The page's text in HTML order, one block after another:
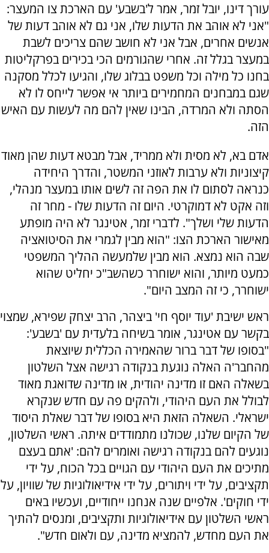
עורך דינו, יובל זמר, אמר ל'בשבע' עם הארכת צו המעצר:
"אני לא אוהב את הדעות שלו, אני גם לא אוהב דעות של
אנשים אחרים, אבל אני לא חושב שהם צריכים לשבת
במעצר בגלל זה. אחרי שהגורמים הכי בכירים בפרקליטות
בחנו כל מילה וכל משפט בבלוג שלו, והגיעו לכלל מסקנה
שגם במבחנים המחמירים ביותר אי אפשר לייחס לו לא
הסתה ולא המרדה, הבינו שאין להם מה לעשות עם האיש
הזה.
אדם בא, לא מסית ולא ממריד, אבל מבטא דעות שהן מאוד
קיצוניות ולא ערבות לאוזני המשטר, והדרך היחידה
כנראה לסתום לו את הפה זה לשים אותו במעצר מנהלי,
וזה אקט לא דמוקרטי. היום זה הדעות שלו - מחר זה
הדעות שלי ושלך". לדברי זמר, אטינגר לא היה מופתע
מאישור הארכת הצו: "הוא מבין לגמרי את הסיטואציה
שבה הוא נמצא. הוא מבין שלמעשה ההליך המשפטי
כמעט מיותר, והוא ישוחרר כשהשב"כ יחליט שהוא
ישוחרר, כי זה המצב היום".
ראש ישיבת 'עוד יוסף חי' ביצהר, הרב יצחק שפירא, שמצוי
בקשר עם אטינגר, אומר בשיחה בלעדית עם 'בשבע':
"בסופו של דבר ברור שהאמירה הכללית שיוצאת
מהחבר'ה האלה נוגעת בנקודה רגישה אצל השלטון
בשאלה האם זו מדינה יהודית, או מדינה שדואגת מאוד
לבולל את העם היהודי, ולהקים פה עם חדש שנקרא
ישראלי. השאלה הזאת היא בסופו של דבר שאלת היסוד
של הקיום שלנו, שכולנו מתמודדים איתה. ראשי השלטון,
נוגעים להם בנקודה רגישה ואומרים להם: 'אתם בעצם
מתיכים את העם היהודי עם הגויים בכל הכוח, על ידי
תקציבים, על ידי ויתורים, על ידי אידיאולוגיות של שוויון, על
ידי חוקים'. אלפיים שנה אנחנו ייחודיים, ועכשיו באים
ראשי השלטון עם אידיאולוגיות ותקציבים, ומנסים להתיך
את העם מחדש, להמציא מדינה, עם ולאום חדש".